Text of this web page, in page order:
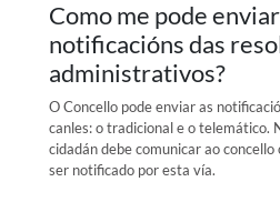
Como me pode
notificacións das
administrativos?
O Concello pode enviar as
canles: o tradicional e o telemático.
cidadán debe comunicar ao
ser notificado por esta vía.